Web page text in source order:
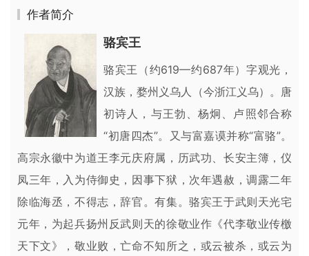
作者简介
骆宾王
骆宾王（约619—约687年）字观光，
汉族，婺州义乌人（今浙江义乌）。唐
初诗人，与王勃、杨炯、卢照邻合称
“初唐四杰”。又与富嘉谟并称“富骆”。
高宗永徽中为道王李元庆府属，历武功、长安主簿，仪
凤三年，入为侍御史，因事下狱，次年遇赦，调露二年
除临海丞，不得志，辞官。有集。骆宾王于武则天光宅
元年，为起兵扬州反武则天的徐敬业作《代李敬业传檄
天下文》，敬业败，亡命不知所之，或云被杀，或云为